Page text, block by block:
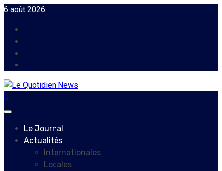
Skip
content
6 août 2026
Primary
Le Journal
Actualités
Internationales
Locales